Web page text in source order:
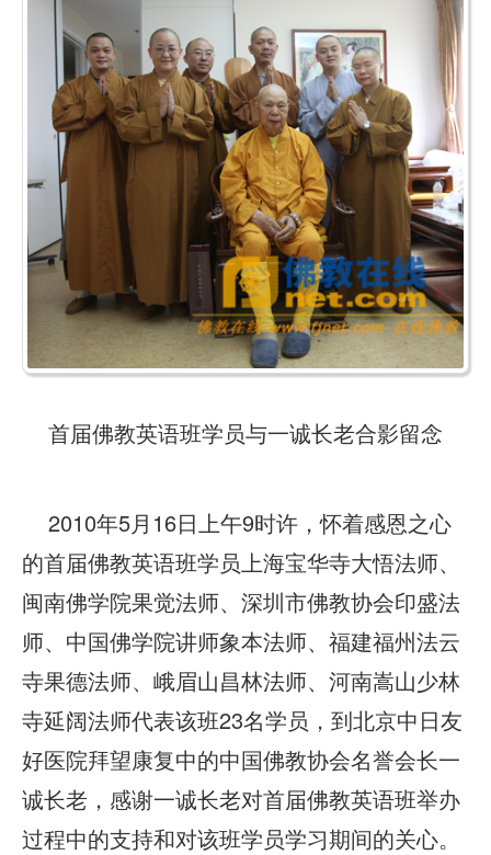
首届佛教英语班学员与一诚长老合影留念
2010年5月16日上午9时许，怀着感恩之心
的首届佛教英语班学员上海宝华寺大悟法师、
闽南佛学院果觉法师、深圳市佛教协会印盛法
师、中国佛学院讲师象本法师、福建福州法云
寺果德法师、峨眉山昌林法师、河南嵩山少林
寺延阔法师代表该班23名学员，到北京中日友
好医院拜望康复中的中国佛教协会名誉会长一
诚长老，感谢一诚长老对首届佛教英语班举办
过程中的支持和对该班学员学习期间的关心。